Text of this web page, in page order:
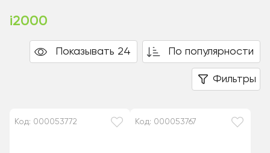
i2000
Показывать 24 По популярности
Фильтры
Код: 000053772 Код: 000053767